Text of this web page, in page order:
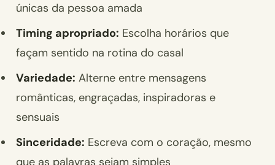
únicas da pessoa amada
Timing apropriado: Escolha horários que
façam sentido na rotina do casal
Variedade: Alterne entre mensagens
românticas, engraçadas, inspiradoras e
sensuais
Sinceridade: Escreva com o coração, mesmo
que as palavras sejam simples